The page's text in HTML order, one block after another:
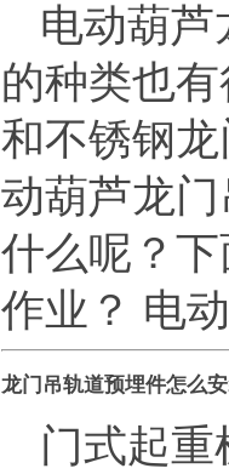
电动葫
的种类也
和不锈钢
动葫芦龙
什么呢？
作业？ 电
龙门吊轨道预埋件怎么
门式起